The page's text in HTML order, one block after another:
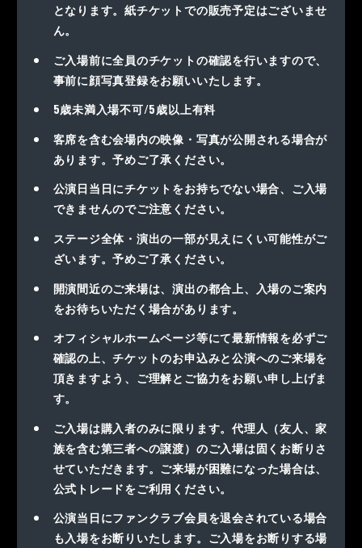
となります。紙チケットでの販売予定はございませ
ん。
ご入場前に全員のチケットの確認を行いますので、
事前に顔写真登録をお願いいたします。
5歳未満入場不可/5歳以上有料
客席を含む会場内の映像・写真が公開される場合が
あります。予めご了承ください。
公演日当日にチケットをお持ちでない場合、ご入場
できませんのでご注意ください。
ステージ全体・演出の一部が見えにくい可能性がご
ざいます。予めご了承ください。
開演間近のご来場は、演出の都合上、入場のご案内
をお待ちいただく場合があります。
オフィシャルホームページ等にて最新情報を必ずご
確認の上、チケットのお申込みと公演へのご来場を
頂きますよう、ご理解とご協力をお願い申し上げま
す。
ご入場は購入者のみに限ります。代理人（友人、家
族を含む第三者への譲渡）のご入場は固くお断りさ
せていただきます。ご来場が困難になった場合は、
公式トレードをご利用ください。
公演当日にファンクラブ会員を退会されている場合
も入場をお断りいたします。ご入場をお断りする場